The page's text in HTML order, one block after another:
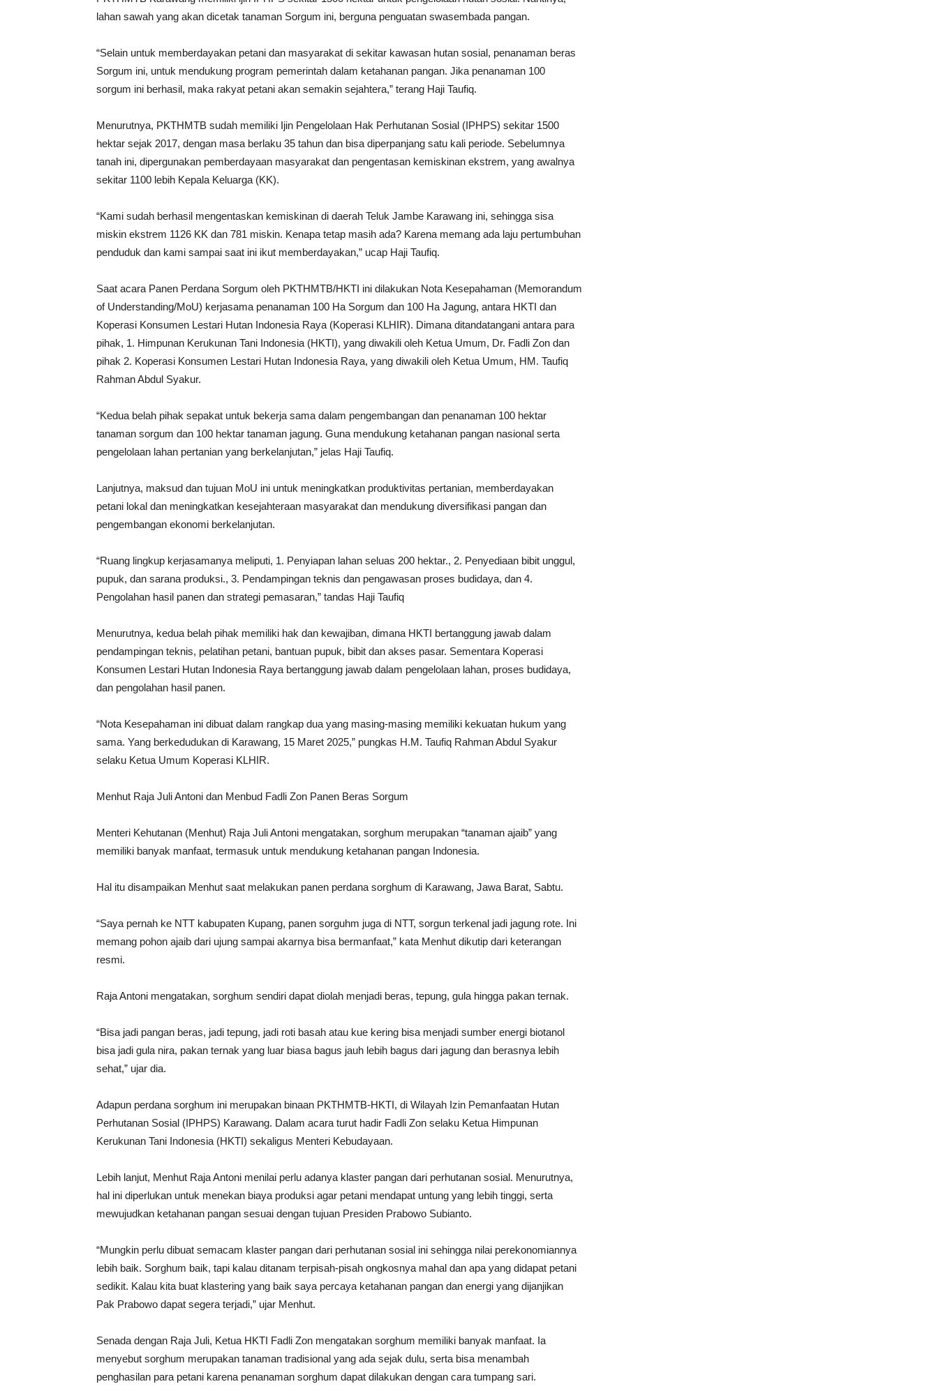
lahan sawah yang akan dicetak tanaman Sorgum ini, berguna penguatan swasembada pangan.
“Selain untuk memberdayakan petani dan masyarakat di sekitar kawasan hutan sosial, penanaman beras
Sorgum ini, untuk mendukung program pemerintah dalam ketahanan pangan. Jika penanaman 100
sorgum ini berhasil, maka rakyat petani akan semakin sejahtera,” terang Haji Taufiq.
Menurutnya, PKTHMTB sudah memiliki Ijin Pengelolaan Hak Perhutanan Sosial (IPHPS) sekitar 1500
hektar sejak 2017, dengan masa berlaku 35 tahun dan bisa diperpanjang satu kali periode. Sebelumnya
tanah ini, dipergunakan pemberdayaan masyarakat dan pengentasan kemiskinan ekstrem, yang awalnya
sekitar 1100 lebih Kepala Keluarga (KK).
“Kami sudah berhasil mengentaskan kemiskinan di daerah Teluk Jambe Karawang ini, sehingga sisa
miskin ekstrem 1126 KK dan 781 miskin. Kenapa tetap masih ada? Karena memang ada laju pertumbuhan
penduduk dan kami sampai saat ini ikut memberdayakan,” ucap Haji Taufiq.
Saat acara Panen Perdana Sorgum oleh PKTHMTB/HKTI ini dilakukan Nota Kesepahaman (Memorandum
of Understanding/MoU) kerjasama penanaman 100 Ha Sorgum dan 100 Ha Jagung, antara HKTI dan
Koperasi Konsumen Lestari Hutan Indonesia Raya (Koperasi KLHIR). Dimana ditandatangani antara para
pihak, 1. Himpunan Kerukunan Tani Indonesia (HKTI), yang diwakili oleh Ketua Umum, Dr. Fadli Zon dan
pihak 2. Koperasi Konsumen Lestari Hutan Indonesia Raya, yang diwakili oleh Ketua Umum, HM. Taufiq
Rahman Abdul Syakur.
“Kedua belah pihak sepakat untuk bekerja sama dalam pengembangan dan penanaman 100 hektar
tanaman sorgum dan 100 hektar tanaman jagung. Guna mendukung ketahanan pangan nasional serta
pengelolaan lahan pertanian yang berkelanjutan,” jelas Haji Taufiq.
Lanjutnya, maksud dan tujuan MoU ini untuk meningkatkan produktivitas pertanian, memberdayakan
petani lokal dan meningkatkan kesejahteraan masyarakat dan mendukung diversifikasi pangan dan
pengembangan ekonomi berkelanjutan.
“Ruang lingkup kerjasamanya meliputi, 1. Penyiapan lahan seluas 200 hektar., 2. Penyediaan bibit unggul,
pupuk, dan sarana produksi., 3. Pendampingan teknis dan pengawasan proses budidaya, dan 4.
Pengolahan hasil panen dan strategi pemasaran,” tandas Haji Taufiq
Menurutnya, kedua belah pihak memiliki hak dan kewajiban, dimana HKTI bertanggung jawab dalam
pendampingan teknis, pelatihan petani, bantuan pupuk, bibit dan akses pasar. Sementara Koperasi
Konsumen Lestari Hutan Indonesia Raya bertanggung jawab dalam pengelolaan lahan, proses budidaya,
dan pengolahan hasil panen.
“Nota Kesepahaman ini dibuat dalam rangkap dua yang masing-masing memiliki kekuatan hukum yang
sama. Yang berkedudukan di Karawang, 15 Maret 2025,” pungkas H.M. Taufiq Rahman Abdul Syakur
selaku Ketua Umum Koperasi KLHIR.
Menhut Raja Juli Antoni dan Menbud Fadli Zon Panen Beras Sorgum
Menteri Kehutanan (Menhut) Raja Juli Antoni mengatakan, sorghum merupakan “tanaman ajaib” yang
memiliki banyak manfaat, termasuk untuk mendukung ketahanan pangan Indonesia.
Hal itu disampaikan Menhut saat melakukan panen perdana sorghum di Karawang, Jawa Barat, Sabtu.
“Saya pernah ke NTT kabupaten Kupang, panen sorguhm juga di NTT, sorgun terkenal jadi jagung rote. Ini
memang pohon ajaib dari ujung sampai akarnya bisa bermanfaat,” kata Menhut dikutip dari keterangan
resmi.
Raja Antoni mengatakan, sorghum sendiri dapat diolah menjadi beras, tepung, gula hingga pakan ternak.
“Bisa jadi pangan beras, jadi tepung, jadi roti basah atau kue kering bisa menjadi sumber energi biotanol
bisa jadi gula nira, pakan ternak yang luar biasa bagus jauh lebih bagus dari jagung dan berasnya lebih
sehat,” ujar dia.
Adapun perdana sorghum ini merupakan binaan PKTHMTB-HKTI, di Wilayah Izin Pemanfaatan Hutan
Perhutanan Sosial (IPHPS) Karawang. Dalam acara turut hadir Fadli Zon selaku Ketua Himpunan
Kerukunan Tani Indonesia (HKTI) sekaligus Menteri Kebudayaan.
Lebih lanjut, Menhut Raja Antoni menilai perlu adanya klaster pangan dari perhutanan sosial. Menurutnya,
hal ini diperlukan untuk menekan biaya produksi agar petani mendapat untung yang lebih tinggi, serta
mewujudkan ketahanan pangan sesuai dengan tujuan Presiden Prabowo Subianto.
“Mungkin perlu dibuat semacam klaster pangan dari perhutanan sosial ini sehingga nilai perekonomiannya
lebih baik. Sorghum baik, tapi kalau ditanam terpisah-pisah ongkosnya mahal dan apa yang didapat petani
sedikit. Kalau kita buat klastering yang baik saya percaya ketahanan pangan dan energi yang dijanjikan
Pak Prabowo dapat segera terjadi,” ujar Menhut.
Senada dengan Raja Juli, Ketua HKTI Fadli Zon mengatakan sorghum memiliki banyak manfaat. Ia
menyebut sorghum merupakan tanaman tradisional yang ada sejak dulu, serta bisa menambah
penghasilan para petani karena penanaman sorghum dapat dilakukan dengan cara tumpang sari.